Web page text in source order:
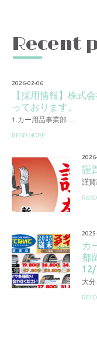
Recent
2026-02-06
【採用情報】株式
っております。
1.カー用品事業部 …
READ MORE
謹
謹
カ
都
大